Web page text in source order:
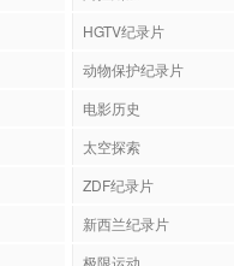
HGTV纪录片
动物保护纪录片
电影历史
太空探索
ZDF纪录片
新西兰纪录片
极限运动